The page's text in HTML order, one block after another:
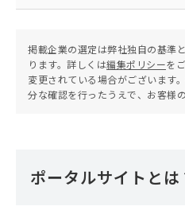
掲載企業の選定は弊社独自の基準
ります。詳しくは編集ポリシーを
変更されている場合がございます
分な確認を行ったうえで、お客様
ポータルサイトとは